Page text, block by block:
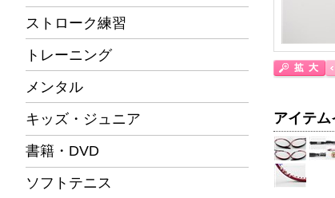
ストローク練習
トレーニング
メンタル
キッズ・ジュニア
書籍・DVD
ソフトテニス
アイテ